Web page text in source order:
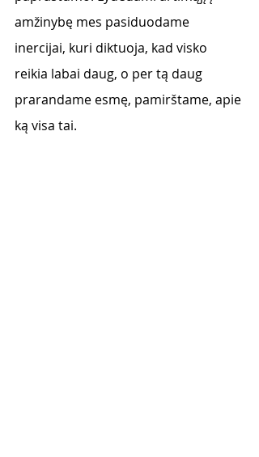
amžinybę mes pasiduodame
inercijai, kuri diktuoja, kad visko
reikia labai daug, o per tą daug
prarandame esmę, pamirštame, apie
ką visa tai.